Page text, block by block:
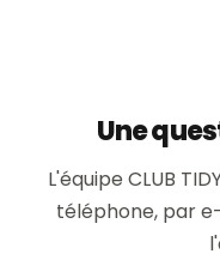
Une
L'équipe CLUB
téléphone, par